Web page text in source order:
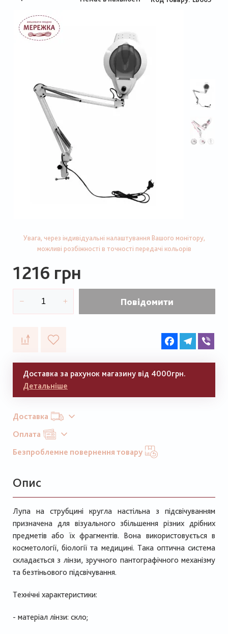
Увага, через індивідуальні налаштування Вашого монітору,
можливі розбіжності в точності передачі кольорів
1216 грн
Повідомити
FacebookTelegram
Доставка за рахунок магазину від 4000грн.
Детальніше
Доставка
Оплата
Безпроблемне повернення товару
Опис
Лупа на струбцині кругла настільна з підсвічуванням
призначена для візуального збільшення різних дрібних
предметів або їх фрагментів. Вона використовується в
косметології, біології та медицині. Така оптична система
складається з лінзи, зручного пантографічного механізму
та безтіньового підсвічування.
Технічні характеристики:
- матеріал лінзи: скло;